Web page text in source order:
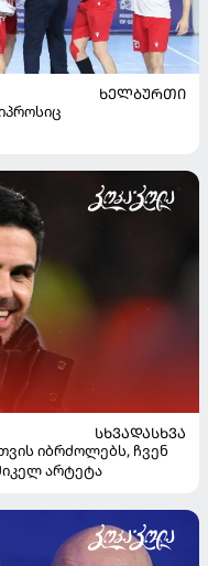
ᲮᲔᲚᲑᲣᲠᲗᲘ
ᲡᲮᲕᲐᲓᲐᲡᲮᲕᲐ
იბრძოლებს, ჩვენ
არტეტა